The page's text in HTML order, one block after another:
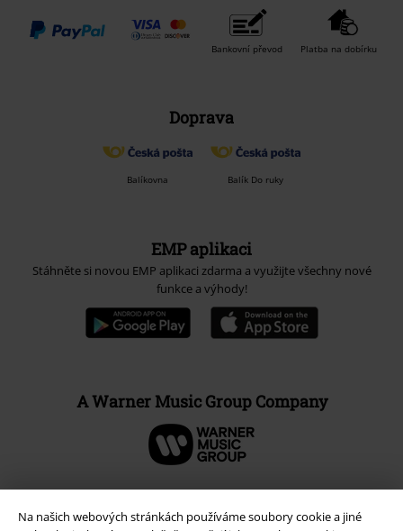
Na našich webových stránkách používáme soubory cookie a jiné
Bankovní převod Platba na dobírku
Doprava
Balíkovna Balík Do ruky
EMP aplikaci
Stáhněte si novou EMP aplikaci zdarma a využijte všechny nové
funkce a výhody!
A Warner Music Group Company